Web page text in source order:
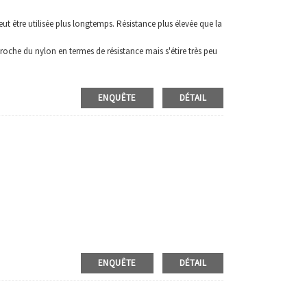
être utilisée plus longtemps. Résistance plus élevée que la
du nylon en termes de résistance mais s'étire très peu
résistante à la rupture que le polypropylène, cette corde
PP peut avoir un meilleur rapport résistance-poids,
ENQUÊTE DÉTAIL
ENQUÊTE DÉTAIL